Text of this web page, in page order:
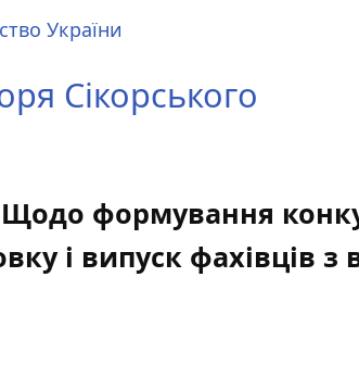
України
Сікорського
формування
і випуск фахівців